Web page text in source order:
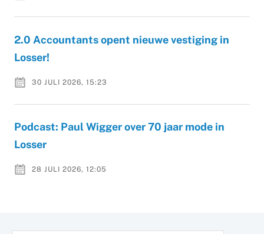
2.0 Accountants opent nieuwe vestiging in
Losser!
30 JULI 2026, 15:23
Podcast: Paul Wigger over 70 jaar mode in
Losser
28 JULI 2026, 12:05